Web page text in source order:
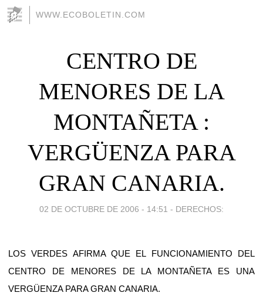
WWW.ECOBOLETIN.COM
CENTRO DE
MENORES DE LA
MONTAÑETA :
VERGÜENZA PARA
GRAN CANARIA.
02 DE OCTUBRE DE 2006 - 14:51 - DERECHOS:
LOS VERDES AFIRMA QUE EL FUNCIONAMIENTO DEL
CENTRO DE MENORES DE LA MONTAÑETA ES UNA
VERGÜENZA PARA GRAN CANARIA.